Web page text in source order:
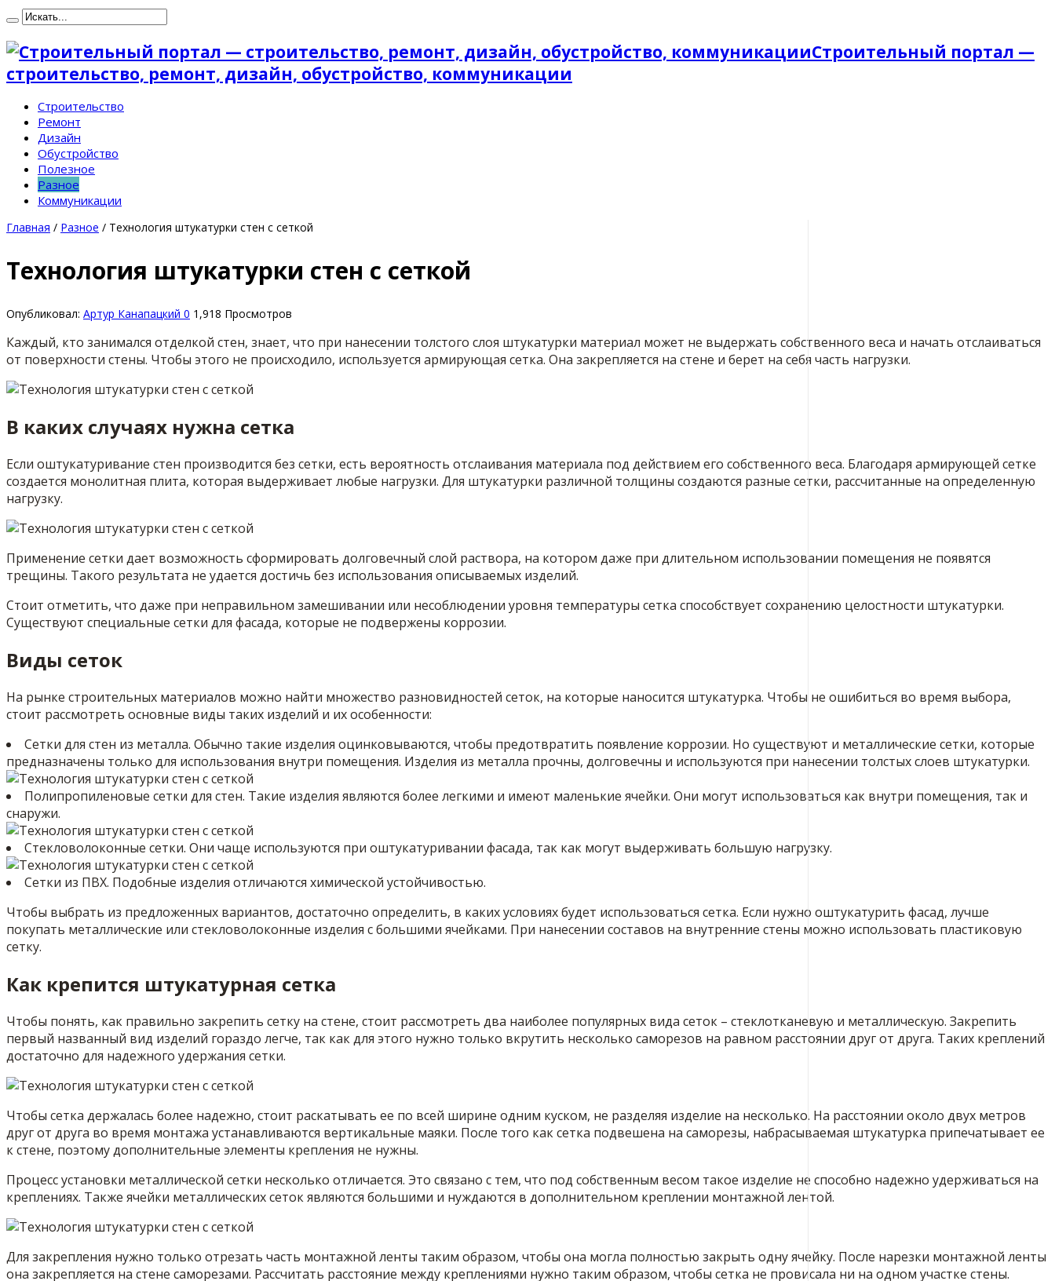
Строительный портал —
строительство, ремонт, дизайн, обустройство, коммуникации
Строительство
Ремонт
Дизайн
Обустройство
Полезное
Разное
Коммуникации
Главная / Разное / Технология штукатурки стен с сеткой
Технология штукатурки стен с сеткой
Опубликовал: Артур Канапацкий 0 1,918 Просмотров
Каждый, кто занимался отделкой стен, знает, что при нанесении толстого слоя штукатурки материал может не выдержать собственного веса и начать отслаиваться
от поверхности стены. Чтобы этого не происходило, используется армирующая сетка. Она закрепляется на стене и берет на себя часть нагрузки.
В каких случаях нужна сетка
Если оштукатуривание стен производится без сетки, есть вероятность отслаивания материала под действием его собственного веса. Благодаря армирующей сетке
создается монолитная плита, которая выдерживает любые нагрузки. Для штукатурки различной толщины создаются разные сетки, рассчитанные на определенную
нагрузку.
Применение сетки дает возможность сформировать долговечный слой раствора, на котором даже при длительном использовании помещения не появятся
трещины. Такого результата не удается достичь без использования описываемых изделий.
Стоит отметить, что даже при неправильном замешивании или несоблюдении уровня температуры сетка способствует сохранению целостности штукатурки.
Существуют специальные сетки для фасада, которые не подвержены коррозии.
Виды сеток
На рынке строительных материалов можно найти множество разновидностей сеток, на которые наносится штукатурка. Чтобы не ошибиться во время выбора,
стоит рассмотреть основные виды таких изделий и их особенности:
Сетки для стен из металла. Обычно такие изделия оцинковываются, чтобы предотвратить появление коррозии. Но существуют и металлические сетки, которые
предназначены только для использования внутри помещения. Изделия из металла прочны, долговечны и используются при нанесении толстых слоев штукатурки.
Полипропиленовые сетки для стен. Такие изделия являются более легкими и имеют маленькие ячейки. Они могут использоваться как внутри помещения, так и
снаружи.
Стекловолоконные сетки. Они чаще используются при оштукатуривании фасада, так как могут выдерживать большую нагрузку.
Сетки из ПВХ. Подобные изделия отличаются химической устойчивостью.
Чтобы выбрать из предложенных вариантов, достаточно определить, в каких условиях будет использоваться сетка. Если нужно оштукатурить фасад, лучше
покупать металлические или стекловолоконные изделия с большими ячейками. При нанесении составов на внутренние стены можно использовать пластиковую
сетку.
Как крепится штукатурная сетка
Чтобы понять, как правильно закрепить сетку на стене, стоит рассмотреть два наиболее популярных вида сеток – стеклотканевую и металлическую. Закрепить
первый названный вид изделий гораздо легче, так как для этого нужно только вкрутить несколько саморезов на равном расстоянии друг от друга. Таких креплений
достаточно для надежного удержания сетки.
Чтобы сетка держалась более надежно, стоит раскатывать ее по всей ширине одним куском, не разделяя изделие на несколько. На расстоянии около двух метров
друг от друга во время монтажа устанавливаются вертикальные маяки. После того как сетка подвешена на саморезы, набрасываемая штукатурка припечатывает ее
к стене, поэтому дополнительные элементы крепления не нужны.
Процесс установки металлической сетки несколько отличается. Это связано с тем, что под собственным весом такое изделие не способно надежно удерживаться на
креплениях. Также ячейки металлических сеток являются большими и нуждаются в дополнительном креплении монтажной лентой.
Для закрепления нужно только отрезать часть монтажной ленты таким образом, чтобы она могла полностью закрыть одну ячейку. После нарезки монтажной ленты
она закрепляется на стене саморезами. Рассчитать расстояние между креплениями нужно таким образом, чтобы сетка не провисала ни на одном участке стены.